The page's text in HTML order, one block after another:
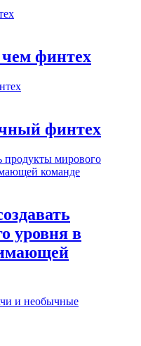
финтех
финтех
уровня в